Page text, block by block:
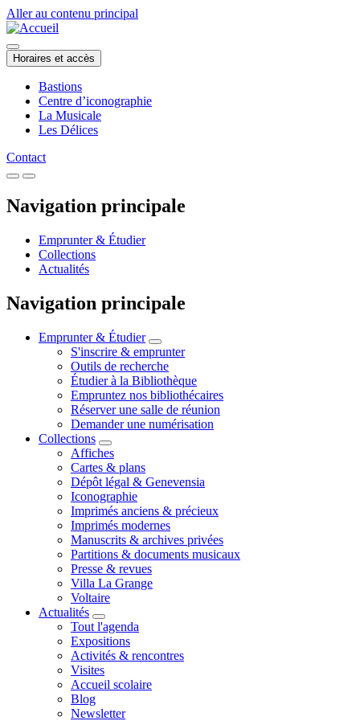
Aller au contenu principal
Horaires et accès
Bastions
Centre d’iconographie
La Musicale
Les Délices
Contact
Navigation principale
Emprunter & Étudier
Collections
Actualités
Navigation principale
Emprunter & Étudier
S'inscrire & emprunter
Outils de recherche
Étudier à la Bibliothèque
Empruntez nos bibliothécaires
Réserver une salle de réunion
Demander une numérisation
Collections
Affiches
Cartes & plans
Dépôt légal & Genevensia
Iconographie
Imprimés anciens & précieux
Imprimés modernes
Manuscrits & archives privées
Partitions & documents musicaux
Presse & revues
Villa La Grange
Voltaire
Actualités
Tout l'agenda
Expositions
Activités & rencontres
Visites
Accueil scolaire
Blog
Newsletter